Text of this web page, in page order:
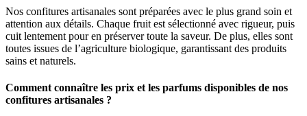
Nos confitures artisanales sont préparées avec le plus grand soin et
attention aux détails. Chaque fruit est sélectionné avec rigueur, puis
cuit lentement pour en préserver toute la saveur. De plus, elles sont
toutes issues de l’agriculture biologique, garantissant des produits
sains et naturels.
Comment connaître les prix et les parfums disponibles de nos
confitures artisanales ?